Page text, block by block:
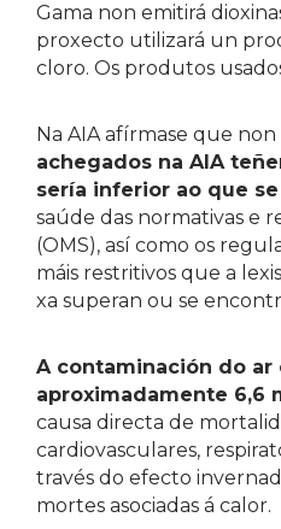
Gama non emitirá
proxecto utilizará un
cloro. Os produtos
Na AIA afírmase que
achegados na AIA
sería inferior ao que
saúde das normativas e
(OMS), así como os
máis restritivos que a
xa superan ou se
A contaminación do
aproximadamente 6,6
causa directa de
cardiovasculares,
través do efecto
mortes asociadas á calor.